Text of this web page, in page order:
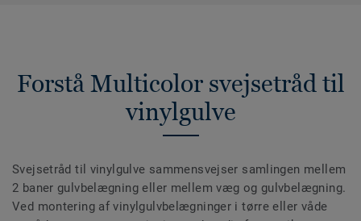
Forstå Multicolor svejsetråd til
vinylgulve
Svejsetråd til vinylgulve sammensvejser samlingen mellem
2 baner gulvbelægning eller mellem væg og gulvbelægning.
Ved montering af vinylgulvbelægninger i tørre eller våde